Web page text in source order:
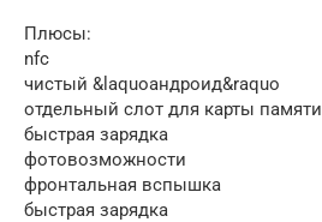
Плюсы:
nfc
чистый &laquoандроид&raquo
отдельный слот для карты памяти
быстрая зарядка
фотовозможности
фронтальная вспышка
быстрая зарядка